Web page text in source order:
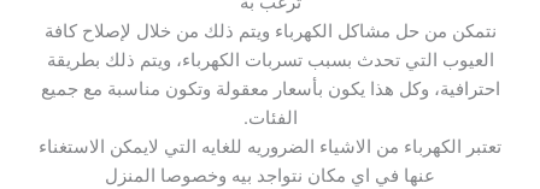
نتمكن من حل مشاكل الكهرباء ويتم ذلك من خلال لإصلاح كافة
العيوب التي تحدث بسبب تسربات الكهرباء، ويتم ذلك بطريقة
احترافية، وكل هذا يكون بأسعار معقولة وتكون مناسبة مع جميع
الفئات.
تعتبر الكهرباء من الاشياء الضروريه للغايه التي لايمكن الاستغناء
عنها في اي مكان نتواجد بيه وخصوصا المنزل